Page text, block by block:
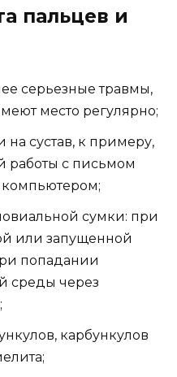
пальцев и
серьезные травмы,
место регулярно;
на сустав, к примеру,
работы с письмом
компьютером;
сумки: при
или запущенной
попадании
среды через
карбункулов